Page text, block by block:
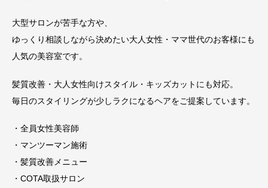
大型サロンが苦手な方や、
ゆっくり相談しながら決めたい大人女性・ママ世代のお客様にも
人気の美容室です。
髪質改善・大人女性向けスタイル・キッズカットにも対応。
毎日のスタイリングが少しラクになるヘアをご提案しています。
・全員女性美容師
・マンツーマン施術
・髪質改善メニュー
・COTA取扱サロン